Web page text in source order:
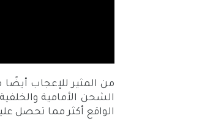
من المثير للإعجاب
الواقع أكثر مما تحصل